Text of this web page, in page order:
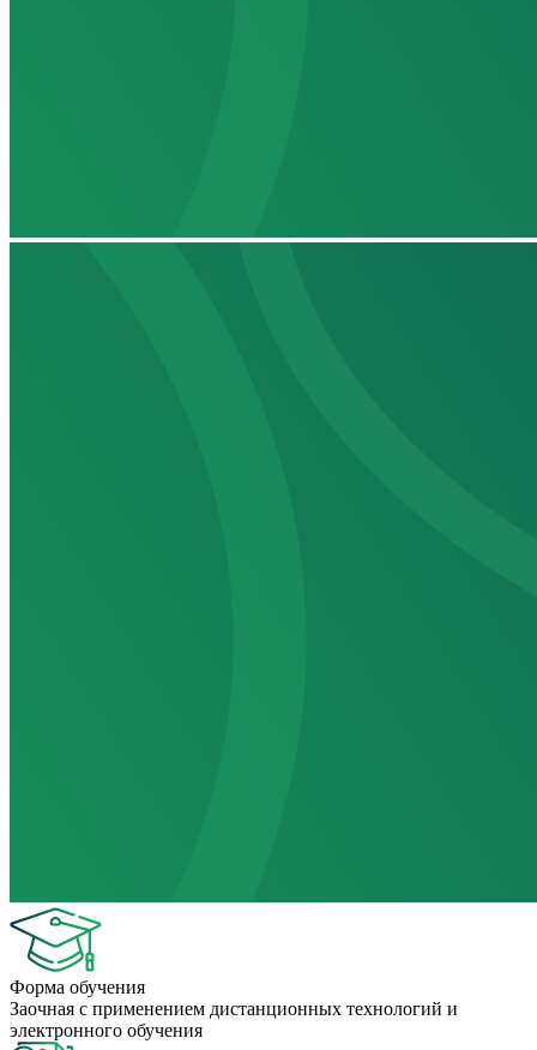
Форма обучения
Заочная с применением дистанционных технологий и
электронного обучения